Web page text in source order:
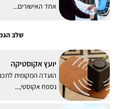
אחד האישורים...
שלב
יועץ אקוסטיקה
הועדה המקומית
נספח אקוסטי,...